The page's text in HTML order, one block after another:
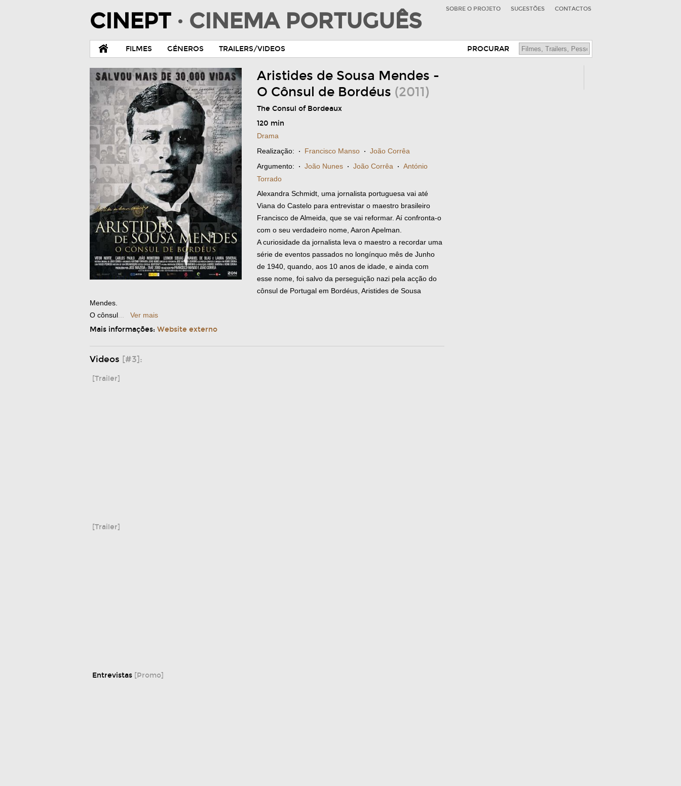
CINEPT · CINEMA PORTUGUÊS SOBRE O PROJETO SUGESTÕES CONTACTOS
FILMES GÉNEROS TRAILERS/VIDEOS PROCURAR
Aristides de Sousa Mendes -
O Cônsul de Bordéus (2011)
The Consul of Bordeaux
120 min
Drama
Realização: · Francisco Manso · João Corrêa
Argumento: · João Nunes · João Corrêa · António
Torrado
Alexandra Schmidt, uma jornalista portuguesa vai até
Viana do Castelo para entrevistar o maestro brasileiro
Francisco de Almeida, que se vai reformar. Aí confronta-o
com o seu verdadeiro nome, Aaron Apelman.
A curiosidade da jornalista leva o maestro a recordar uma
série de eventos passados no longínquo mês de Junho
de 1940, quando, aos 10 anos de idade, e ainda com
esse nome, foi salvo da perseguição nazi pela acção do
cônsul de Portugal em Bordéus, Aristides de Sousa
Mendes.
O cônsul
Ver mais
Mais informações: Website externo
Videos [#3]:
[Trailer]
[Trailer]
Entrevistas [Promo]